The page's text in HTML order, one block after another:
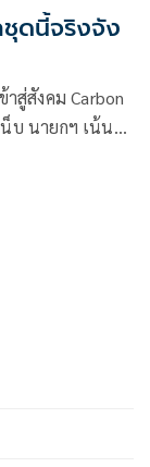
ดนี้จริงจัง
สู่สังคม Carbon
บ นายกฯ เน้น